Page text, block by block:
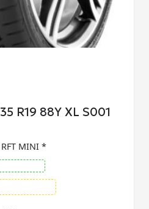
R19 88Y XL S001
RFT MINI *